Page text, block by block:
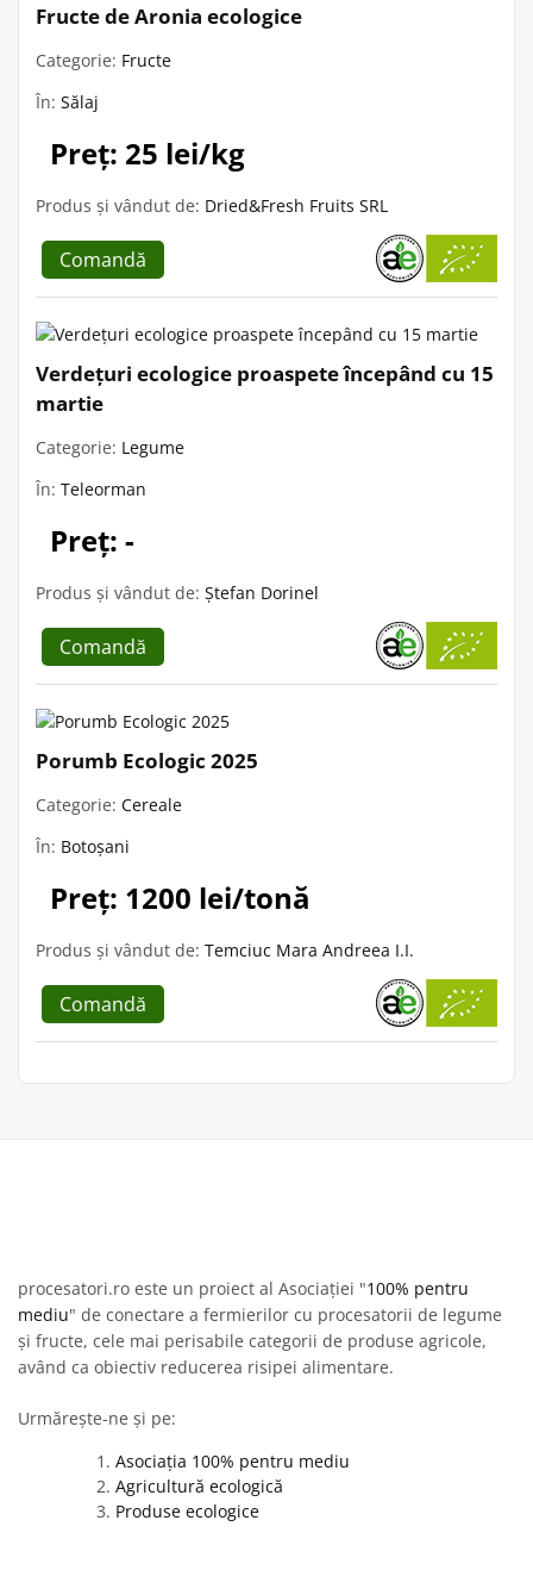
Fructe de Aronia ecologice
Categorie: Fructe
În: Sălaj
Preț: 25 lei/kg
Produs și vândut de: Dried&Fresh Fruits SRL
Comandă
Verdețuri ecologice proaspete începând cu 15
martie
Categorie: Legume
În: Teleorman
Preț: -
Produs și vândut de: Ștefan Dorinel
Comandă
Porumb Ecologic 2025
Categorie: Cereale
În: Botoșani
Preț: 1200 lei/tonă
Produs și vândut de: Temciuc Mara Andreea I.I.
Comandă
procesatori.ro este un proiect al Asociației "100% pentru
mediu" de conectare a fermierilor cu procesatorii de legume
și fructe, cele mai perisabile categorii de produse agricole,
având ca obiectiv reducerea risipei alimentare.
Urmărește-ne și pe:
Asociația 100% pentru mediu
Agricultură ecologică
Produse ecologice